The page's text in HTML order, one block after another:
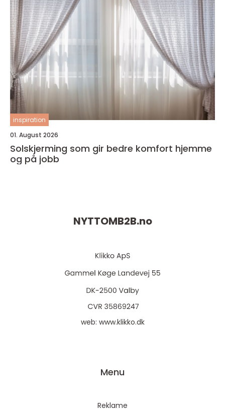
inspiration
01. August 2026
Solskjerming som gir bedre komfort hjemme
og på jobb
NYTTOMB2B.no
web: www.klikko.dk
Menu
Reklame